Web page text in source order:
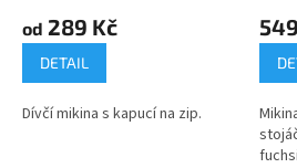
od 289 Kč
DETAIL
Dívčí mikina s kapucí na zip.